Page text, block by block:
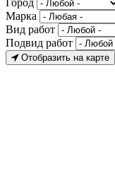
Марка
Вид работ
Подвид работ
Отобразить на карте